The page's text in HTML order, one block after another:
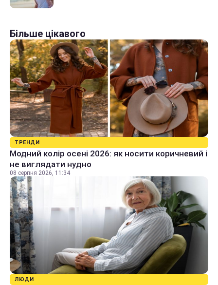
Більше цікавого
ТРЕНДИ
Модний колір осені 2026: як носити коричневий і
не виглядати нудно
08 серпня 2026, 11:34
ЛЮДИ